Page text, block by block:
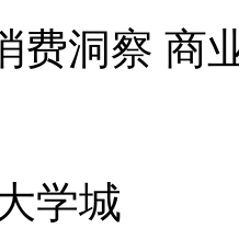
费洞察 商
学城